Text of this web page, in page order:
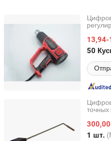
13,94-
50
Changzhou Huazheng Tools
Jiangsu, China с
1 шт.
Nanjing Kaidi Highspeed
Jiangsu, China с